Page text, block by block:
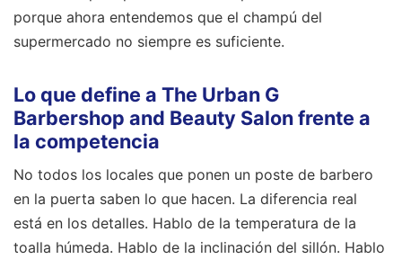
porque ahora entendemos que el champú del
supermercado no siempre es suficiente.
Lo que define a The Urban G
Barbershop and Beauty Salon frente a
la competencia
No todos los locales que ponen un poste de barbero
en la puerta saben lo que hacen. La diferencia real
está en los detalles. Hablo de la temperatura de la
toalla húmeda. Hablo de la inclinación del sillón. Hablo